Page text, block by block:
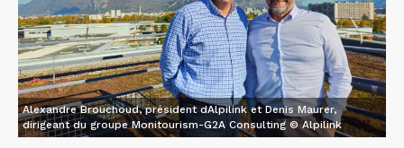
Alexandre Brouchoud, président dAlpilink et Denis Maurer,
dirigeant du groupe Monitourism-G2A Consulting © Alpilink